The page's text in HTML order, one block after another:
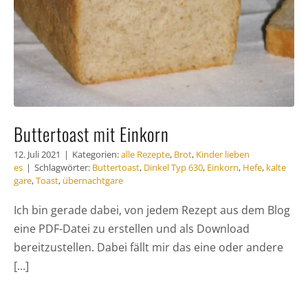
Buttertoast mit Einkorn
12. Juli 2021 | Kategorien:alle Rezepte, Brot, Kinder lieben
es | Schlagwörter: Buttertoast, Dinkel Typ 630, Einkorn, Hefe, kalte
gare,Toast, übernachtgare
Ich bin gerade dabei, von jedem Rezept aus dem Blog
eine PDF-Datei zu erstellen und als Download
bereitzustellen. Dabei fällt mir das eine oder andere
[...]